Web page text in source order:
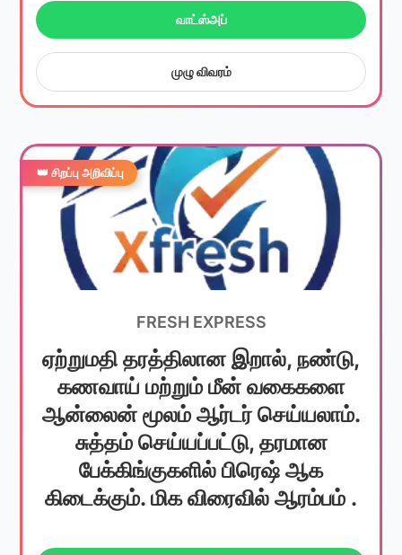
வாட்ஸ்அப்
முழு விவரம்
👑 சிறப்பு அறிவிப்பு
FRESH EXPRESS
ஏற்றுமதி தரத்திலான இறால், நண்டு,
கணவாய் மற்றும் மீன் வகைகளை
ஆன்லைன் மூலம் ஆர்டர் செய்யலாம்.
சுத்தம் செய்யப்பட்டு, தரமான
பேக்கிங்குகளில் பிரெஷ் ஆக
கிடைக்கும். மிக விரைவில் ஆரம்பம் .